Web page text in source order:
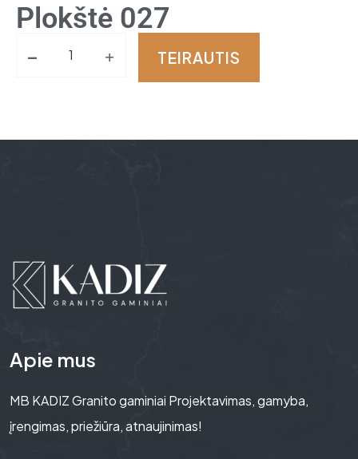
Plokštė 027
- + TEIRAUTIS
Apie mus
MB KADIZ Granito gaminiai Projektavimas, gamyba,
įrengimas, priežiūra, atnaujinimas!